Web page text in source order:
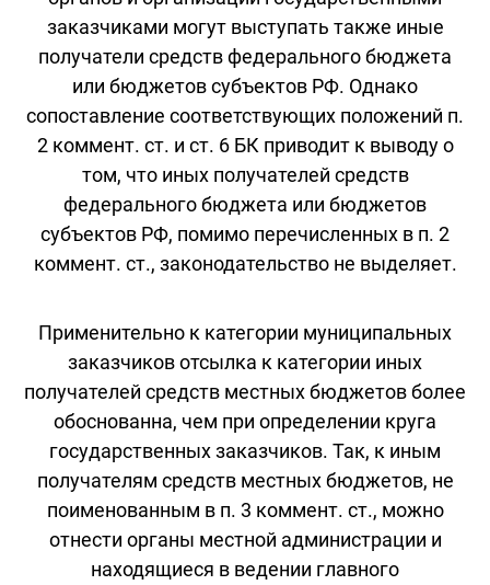
заказчиками могут выступать также иные
получатели средств федерального бюджета
или бюджетов субъектов РФ. Однако
сопоставление соответствующих положений п.
2 коммент. ст. и ст. 6 БК приводит к выводу о
том, что иных получателей средств
федерального бюджета или бюджетов
субъектов РФ, помимо перечисленных в п. 2
коммент. ст., законодательство не выделяет.
Применительно к категории муниципальных
заказчиков отсылка к категории иных
получателей средств местных бюджетов более
обоснованна, чем при определении круга
государственных заказчиков. Так, к иным
получателям средств местных бюджетов, не
поименованным в п. 3 коммент. ст., можно
отнести органы местной администрации и
находящиеся в ведении главного